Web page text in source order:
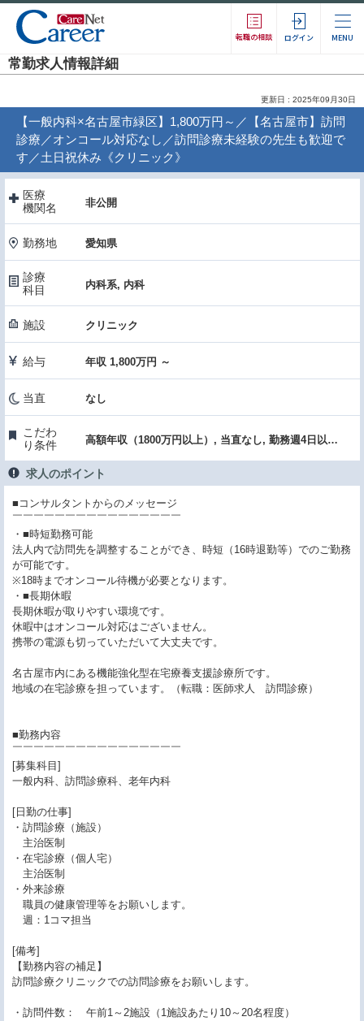
転職の相談 ログイン MENU
常勤求人情報詳細
更新日 : 2025年09月30日
【一般内科×名古屋市緑区】1,800万円～／【名古屋市】訪問
診療／オンコール対応なし／訪問診療未経験の先生も歓迎で
す／土日祝休み《クリニック》
医療
機関名
非公開
勤務地 愛知県
診療
科目
内科系, 内科
施設 クリニック
給与 年収 1,800万円 ～
当直 なし
こだわ
り条件
高額年収（1800万円以上）, 当直なし, 勤務週4日以下, クリニック, 転科OK・未経験歓迎
求人のポイント
■コンサルタントからのメッセージ
￣￣￣￣￣￣￣￣￣￣￣￣￣￣￣￣
・■時短勤務可能
法人内で訪問先を調整することができ、時短（16時退勤等）でのご勤務
が可能です。
※18時までオンコール待機が必要となります。
・■長期休暇
長期休暇が取りやすい環境です。
休暇中はオンコール対応はございません。
携帯の電源も切っていただいて大丈夫です。
名古屋市内にある機能強化型在宅療養支援診療所です。
地域の在宅診療を担っています。（転職：医師求人 訪問診療）
■勤務内容
￣￣￣￣￣￣￣￣￣￣￣￣￣￣￣￣
[募集科目]
一般内科、訪問診療科、老年内科
[日勤の仕事]
・訪問診療（施設）
主治医制
・在宅診療（個人宅）
主治医制
・外来診療
職員の健康管理等をお願いします。
週：1コマ担当
[備考]
【勤務内容の補足】
訪問診療クリニックでの訪問診療をお願いします。
・訪問件数： 午前1～2施設（1施設あたり10～20名程度）